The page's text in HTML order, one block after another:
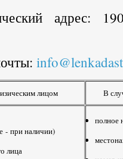
адрес:
лицом В
- при наличии)
лица
полное